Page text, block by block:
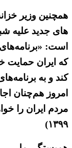
همچنین وزیر
های جدید علیه
است:
که ایران حمایت
کند و به
امروز هم‌چنان
۱۳۹۹)